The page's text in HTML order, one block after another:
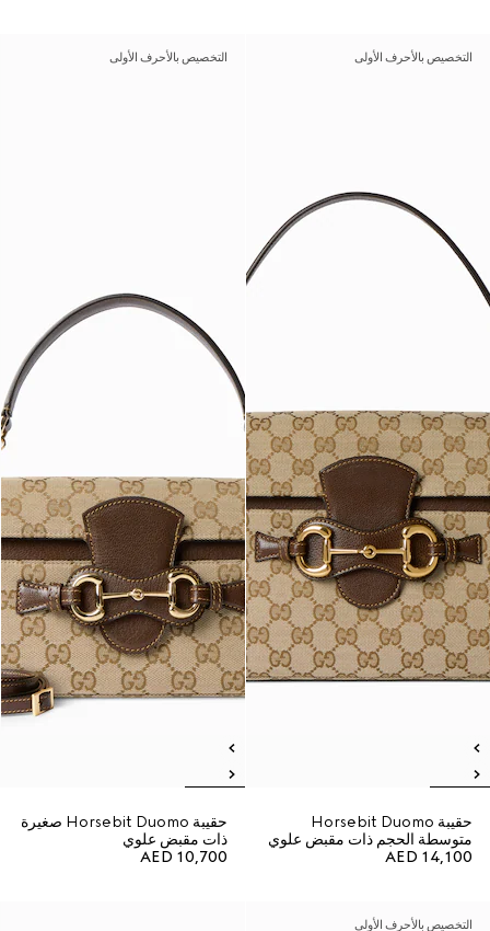
التخصيص بالأحرف الأولى
حقيبة Horsebit Duomo
متوسطة الحجم ذات مقبض علوي
AED 14,100
التخصيص بالأحرف الأولى
حقيبة Horsebit Duomo صغيرة
ذات مقبض علوي
AED 10,700
التخصيص بالأحرف الأولى